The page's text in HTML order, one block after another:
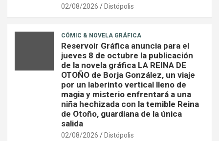
02/08/2026 Distópolis
CÓMIC & NOVELA GRÁFICA
Reservoir Gráfica anuncia para el
jueves 8 de octubre la publicación
de la novela gráfica LA REINA DE
OTOÑO de Borja González, un viaje
por un laberinto vertical lleno de
magia y misterio enfrentará a una
niña hechizada con la temible Reina
de Otoño, guardiana de la única
salida
02/08/2026 Distópolis